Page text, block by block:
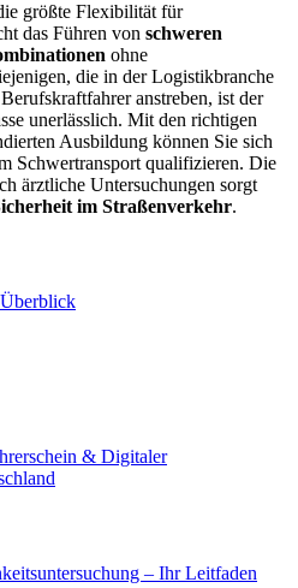
größte Flexibilität für
das Führen von schweren
ohne
die in der Logistikbranche
anstreben, ist der
unerlässlich. Mit den richtigen
Ausbildung können Sie sich
Schwertransport qualifizieren. Die
ärztliche Untersuchungen sorgt
im Straßenverkehr.
& Digitaler
– Ihr Leitfaden